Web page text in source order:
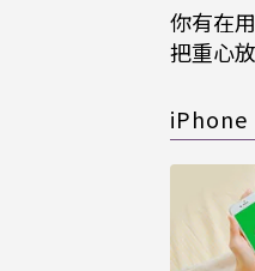
你有在
把重心
iPhone